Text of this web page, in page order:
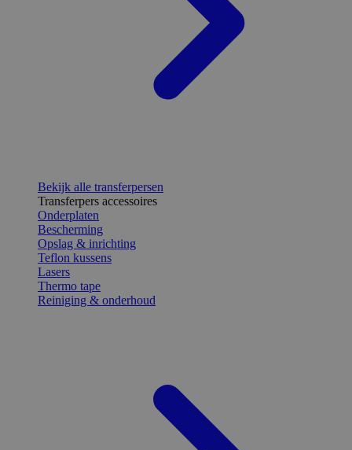
Bekijk alle transferpersen
Transferpers accessoires
Onderplaten
Bescherming
Opslag & inrichting
Teflon kussens
Lasers
Thermo tape
Reiniging & onderhoud